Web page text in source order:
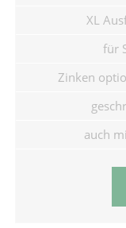
XL
für
Zinken
auch